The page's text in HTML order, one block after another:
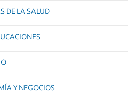
DE LA SALUD
Y NEGOCIOS